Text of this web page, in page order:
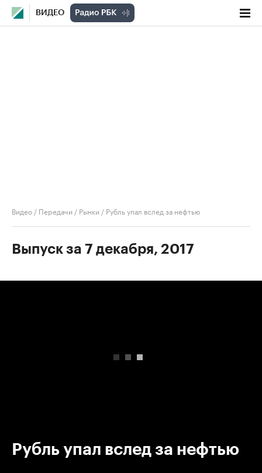
ВИДЕО
Видео / Передачи / Рынки / Рубль упал вслед за нефтью
Выпуск за 7 декабря, 2017
Рубль упал вслед за нефтью